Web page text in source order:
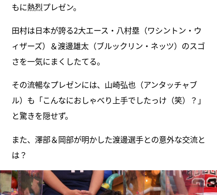
もに熱烈プレゼン。
田村は日本が誇る2大エース・八村塁（ワシントン・ウ
ィザーズ）＆渡邊雄太（ブルックリン・ネッツ）のスゴ
さを一気にまくしたてる。
その流暢なプレゼンには、山崎弘也（アンタッチャブ
ル）も「こんなにおしゃべり上手でしたっけ（笑）？」
と驚きを隠せず。
また、澤部＆岡部が明かした渡邊選手との意外な交流と
は？